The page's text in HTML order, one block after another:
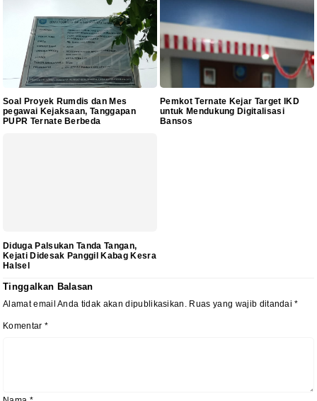
Soal Proyek Rumdis dan Mes
pegawai Kejaksaan, Tanggapan
PUPR Ternate Berbeda
Pemkot Ternate Kejar Target IKD
untuk Mendukung Digitalisasi
Bansos
Diduga Palsukan Tanda Tangan,
Kejati Didesak Panggil Kabag Kesra
Halsel
Tinggalkan Balasan
Alamat email Anda tidak akan dipublikasikan. Ruas yang wajib ditandai*
Komentar *